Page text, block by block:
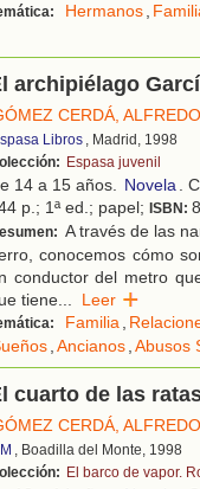
Hermanos,
archipiélago
CERDÁ, ALFREDO
Libros , Madrid, 1998
Espasa juvenil
14 a 15 años. Novela
.
p.; 1ª ed.; papel; ISBN:
A través de las
conocemos cómo
conductor del metro
tiene
Leer
Familia
Ancianos Abusos
cuarto de las
CERDÁ, ALFREDO
, Boadilla del Monte, 1998
El barco de vapor.